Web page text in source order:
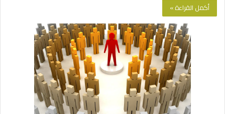
أكمل القراءة »